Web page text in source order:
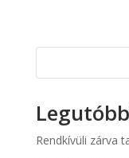
Rendkívüli zárva